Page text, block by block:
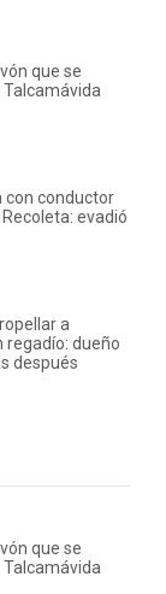
que se
con conductor
evadió
a
regadío: dueño
después
que se